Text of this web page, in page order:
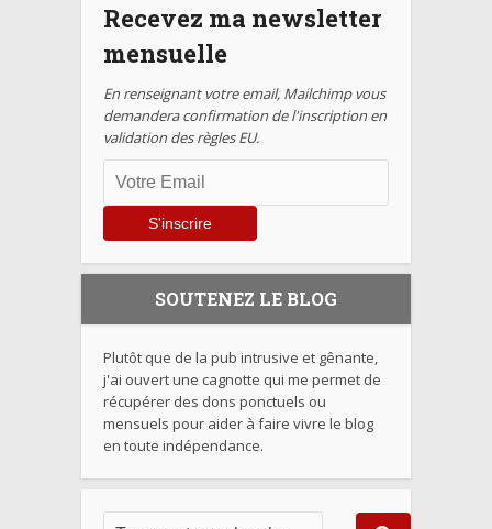
Recevez ma newsletter
mensuelle
En renseignant votre email, Mailchimp vous
demandera confirmation de l'inscription en
validation des règles EU.
SOUTENEZ LE BLOG
Plutôt que de la pub intrusive et gênante,
j'ai ouvert une cagnotte qui me permet de
récupérer des dons ponctuels ou
mensuels pour aider à faire vivre le blog
en toute indépendance.